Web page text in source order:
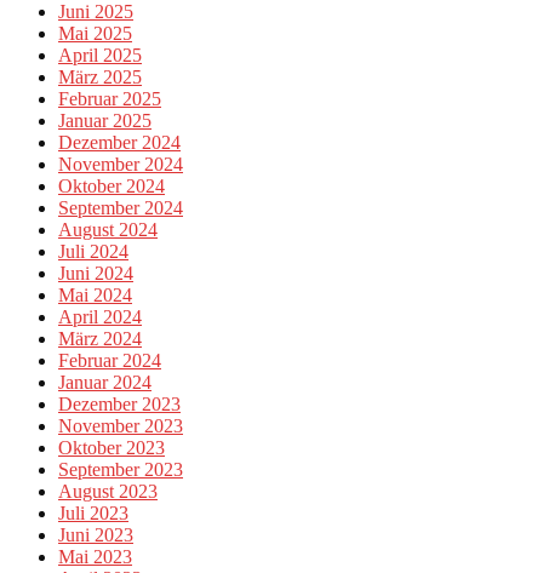
Juni 2025
Mai 2025
April 2025
März 2025
Februar 2025
Januar 2025
Dezember 2024
November 2024
Oktober 2024
September 2024
August 2024
Juli 2024
Juni 2024
Mai 2024
April 2024
März 2024
Februar 2024
Januar 2024
Dezember 2023
November 2023
Oktober 2023
September 2023
August 2023
Juli 2023
Juni 2023
Mai 2023